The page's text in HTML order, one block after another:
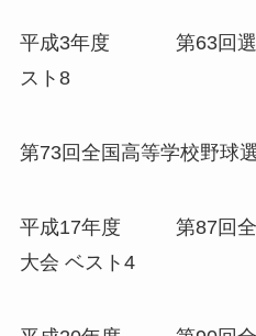
平成3年度 第63回選
スト8
第73回全国高等学校野球
平成17年度 第87回全
大会 ベスト4